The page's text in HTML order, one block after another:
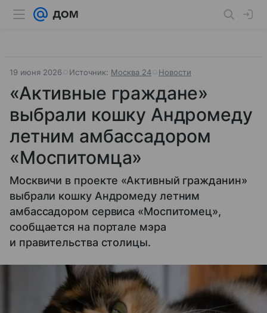
19 июня 2026 Источник: Москва 24 Новости
«Активные граждане»
выбрали кошку Андромеду
летним амбассадором
«Моспитомца»
Москвичи в проекте «Активный гражданин»
выбрали кошку Андромеду летним
амбассадором сервиса «Моспитомец»,
сообщается на портале мэра
и правительства столицы.